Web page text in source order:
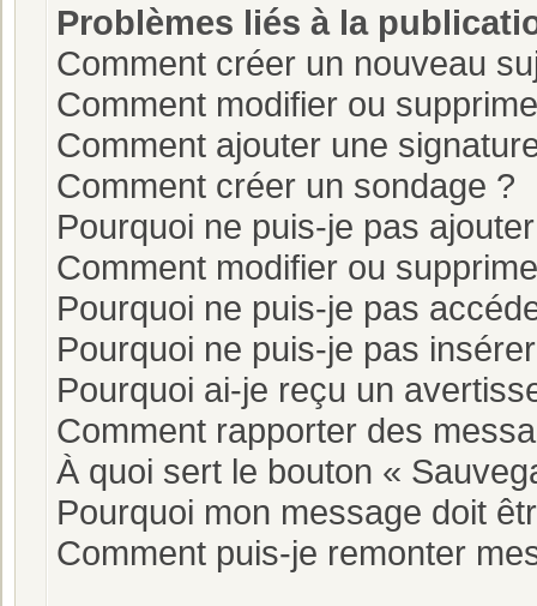
Problèmes liés à la
Comment créer un nouveau
Comment modifier ou
Comment ajouter une
Comment créer un sondage ?
Pourquoi ne puis-je pas
Comment modifier ou
Pourquoi ne puis-je pas
Pourquoi ne puis-je pas
Pourquoi ai-je reçu un
Comment rapporter des
À quoi sert le bouton «
Pourquoi mon message doit
Comment puis-je remonter